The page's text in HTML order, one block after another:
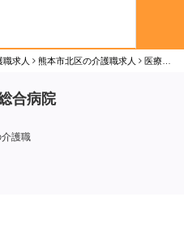
求人 熊本市北区の介護職求人 医療法人 朝日野会 朝日野総合病院の介護職（正社員）求人
合病院
護職